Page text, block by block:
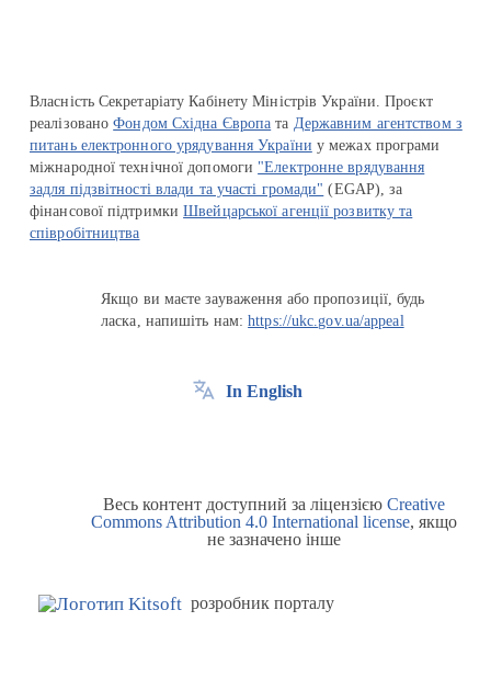
Власність Секретаріату Кабінету Міністрів України. Проєкт
реалізованоФондом Східна Європа та Державним агентством з
питань електронного урядування України у межах програми
міжнародної технічної допомоги "Електронне врядування
задля підзвітності влади та участі громади" (EGAP), за
фінансової підтримкиШвейцарської агенції розвитку та
співробітництва
Якщо ви маєте зауваження або пропозиції, будь
ласка, напишіть нам:https://ukc.gov.ua/appeal
In English
Весь контент доступний за ліцензією Creative
Commons Attribution 4.0 International license, якщо
не зазначено інше
розробник порталу